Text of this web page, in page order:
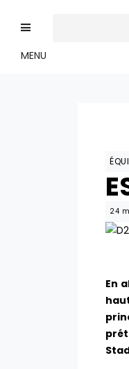
MENU
24
En